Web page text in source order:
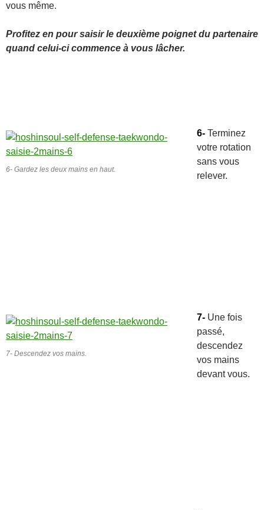
vous même.
Profitez en pour saisir le deuxième poignet du partenaire
quand celui-ci commence à vous lâcher.
6- Gardez les deux mains en haut.
6- Terminez
votre rotation
sans vous
relever.
7- Descendez vos mains.
7- Une fois
passé,
descendez
vos mains
devant vous.